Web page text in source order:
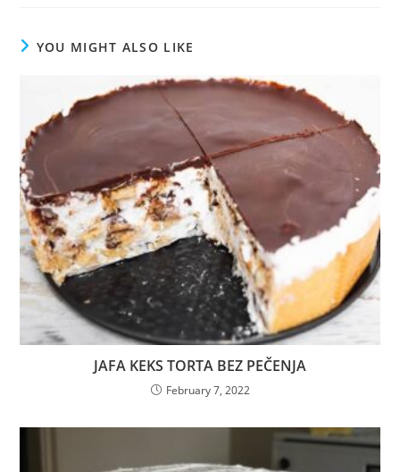
YOU MIGHT ALSO LIKE
JAFA KEKS TORTA BEZ PEČENJA
February 7, 2022